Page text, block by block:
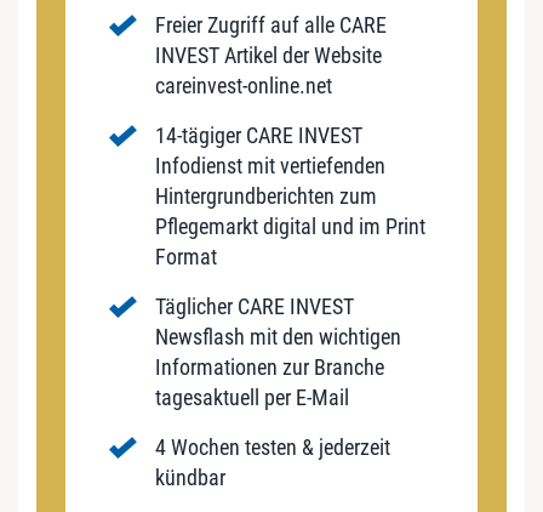
Freier Zugriff auf alle CARE
INVEST Artikel der Website
careinvest-online.net
14-tägiger CARE INVEST
Infodienst mit vertiefenden
Hintergrundberichten zum
Pflegemarkt digital und im Print
Format
Täglicher CARE INVEST
Newsflash mit den wichtigen
Informationen zur Branche
tagesaktuell per E-Mail
4 Wochen testen & jederzeit
kündbar